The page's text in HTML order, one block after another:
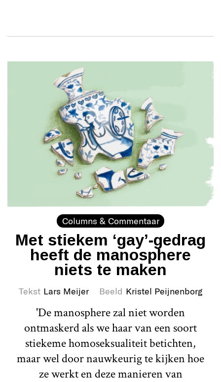
Columns & Commentaar
Met stiekem ‘gay’-gedrag
heeft de manosphere
niets te maken
Tekst Lars Meijer Beeld Kristel Peijnenborg
'De manosphere zal niet worden
ontmaskerd als we haar van een soort
stiekeme homoseksualiteit betichten,
maar wel door nauwkeurig te kijken hoe
ze werkt en deze manieren van